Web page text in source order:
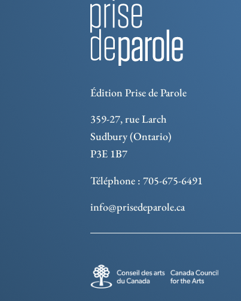
Édition Prise de Parole
359-27, rue Larch
Sudbury (Ontario)
P3E 1B7
Téléphone : 705-675-6491
info@prisedeparole.ca